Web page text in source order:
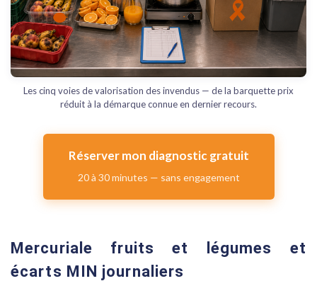
Les cinq voies de valorisation des invendus — de la barquette prix
réduit à la démarque connue en dernier recours.
Réserver mon diagnostic gratuit
20 à 30 minutes — sans engagement
Mercuriale fruits et légumes et
écarts MIN journaliers